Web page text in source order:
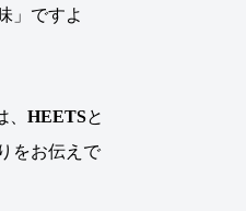
」ですよ
、HEETSと
をお伝えで